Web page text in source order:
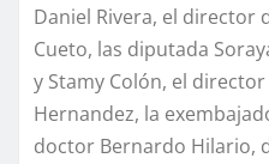
Daniel Rivera, el director
Cueto, las diputada
y Stamy Colón, el director
Hernandez, la
doctor Bernardo Hilario,